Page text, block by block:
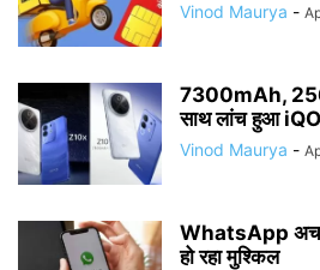
Vinod Maurya -
7300mAh,
साथ लांच हुआ
Vinod Maurya -
WhatsApp
हो रहा मुश्किल